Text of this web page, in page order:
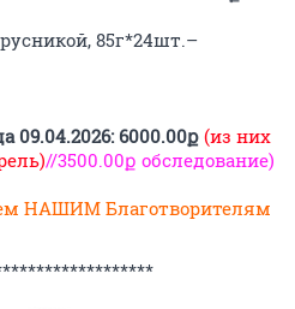
85г*24шт.–
09.04.2026: 6000.00ք(из них
//3500.00ք обследование)
НАШИМ Благотворителям